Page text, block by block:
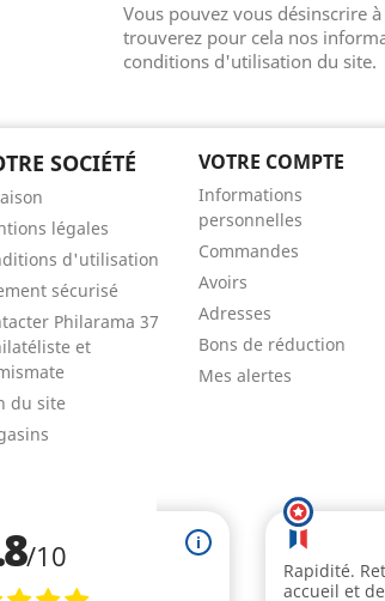
Vous pouvez vous désinscrire
trouverez pour cela nos
conditions d'utilisation du site.
SOCIÉTÉ
légales
d'utilisation
sécurisé
Philarama 37
et
du site
VOTRE COMPTE
Informations
personnelles
Commandes
Avoirs
Adresses
Bons de réduction
Mes alertes